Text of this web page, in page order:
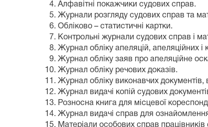
Алфавітні покажчики судових справ.
Журнали розгляду судових справ та
Обліково – статистичні картки.
Контрольні журнали судових справ і
Журнал обліку апеляцій, апеляційних і
Журнал обліку заяв про апеляційне
Журнал обліку речових доказів.
Журнал обліку виконавчих документів,
Журнал видачі копій судових
Розносна книга для місцевої
Журнал видачі справ для
Матеріали особових справ працівників